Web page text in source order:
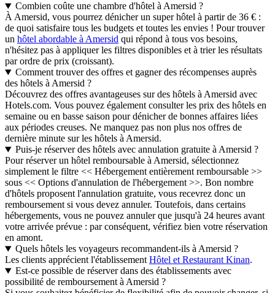
Combien coûte une chambre d'hôtel à Amersid ?
À Amersid, vous pourrez dénicher un super hôtel à partir de 36 € :
de quoi satisfaire tous les budgets et toutes les envies ! Pour trouver
un hôtel abordable à Amersid qui répond à tous vos besoins,
n'hésitez pas à appliquer les filtres disponibles et à trier les résultats
par ordre de prix (croissant).
Comment trouver des offres et gagner des récompenses auprès
des hôtels à Amersid ?
Découvrez des offres avantageuses sur des hôtels à Amersid avec
Hotels.com. Vous pouvez également consulter les prix des hôtels en
semaine ou en basse saison pour dénicher de bonnes affaires liées
aux périodes creuses. Ne manquez pas non plus nos offres de
dernière minute sur les hôtels à Amersid.
Puis-je réserver des hôtels avec annulation gratuite à Amersid ?
Pour réserver un hôtel remboursable à Amersid, sélectionnez
simplement le filtre << Hébergement entièrement remboursable >>
sous << Options d'annulation de l'hébergement >>. Bon nombre
d'hôtels proposent l'annulation gratuite, vous recevrez donc un
remboursement si vous devez annuler. Toutefois, dans certains
hébergements, vous ne pouvez annuler que jusqu'à 24 heures avant
votre arrivée prévue : par conséquent, vérifiez bien votre réservation
en amont.
Quels hôtels les voyageurs recommandent-ils à Amersid ?
Les clients apprécient l'établissement Hôtel et Restaurant Kinan.
Est-ce possible de réserver dans des établissements avec
possibilité de remboursement à Amersid ?